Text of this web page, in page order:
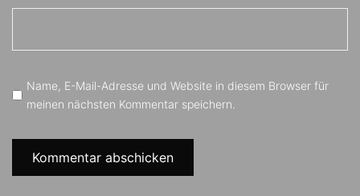
Name, E-Mail-Adresse und Website in diesem Browser für
meinen nächsten Kommentar speichern.